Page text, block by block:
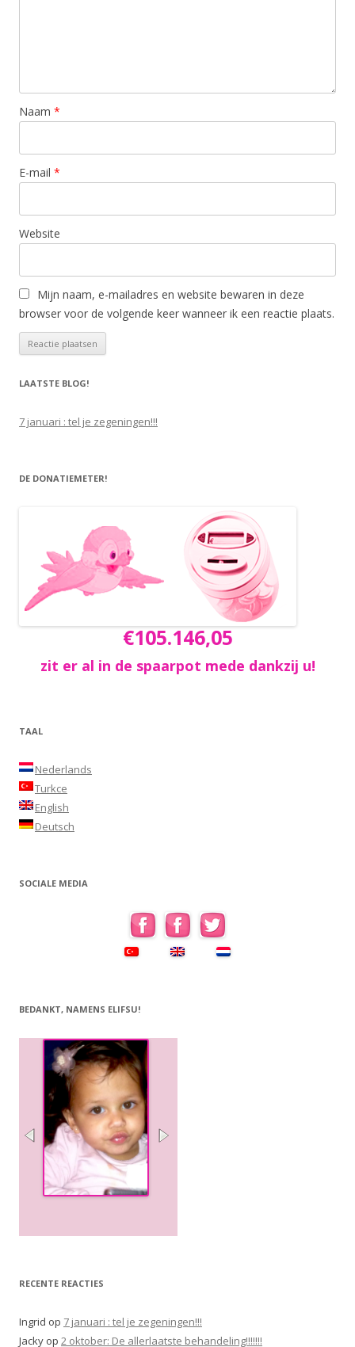
Naam *
E-mail *
Website
Mijn naam, e-mailadres en website bewaren in deze
browser voor de volgende keer wanneer ik een reactie plaats.
LAATSTE BLOG!
7 januari : tel je zegeningen!!!
DE DONATIEMETER!
€105.146,05
zit er al in de spaarpot mede dankzij u!
TAAL
Nederlands
Turkce
English
Deutsch
SOCIALE MEDIA
BEDANKT, NAMENS ELIFSU!
RECENTE REACTIES
Ingrid op 7 januari : tel je zegeningen!!!
Jacky op 2 oktober: De allerlaatste behandeling!!!!!!!